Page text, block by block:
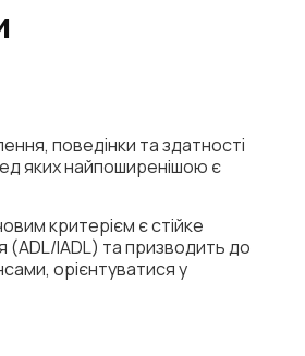
поведінки та здатності
яких найпоширенішою є
критерієм є стійке
(ADL/IADL) та призводить до
орієнтуватися у